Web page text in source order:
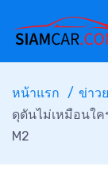
หน้าแรก ข่าว
ดุดันไม่เหมือนใค
M2